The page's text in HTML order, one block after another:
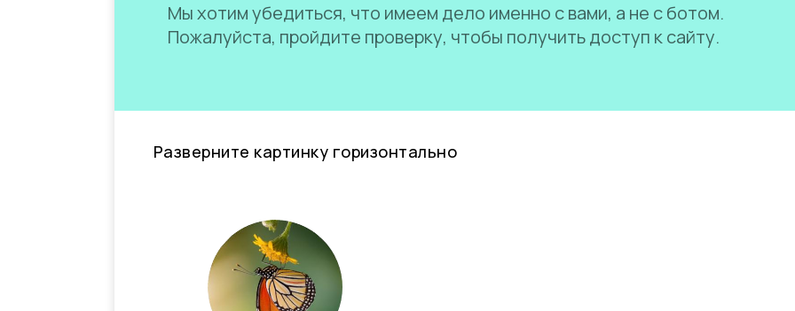
Мы хотим убедиться, что имеем дело именно с вами, а не с ботом.
Пожалуйста, пройдите проверку, чтобы получить доступ к сайту.
Разверните картинку горизонтально